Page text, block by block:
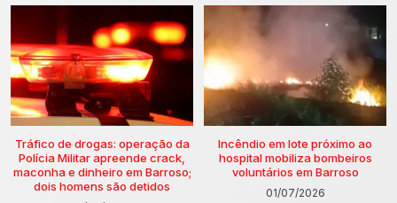
Tráfico de drogas: operação da
Polícia Militar apreende crack,
maconha e dinheiro em Barroso;
dois homens são detidos
Incêndio em lote próximo ao
hospital mobiliza bombeiros
voluntários em Barroso
01/07/2026